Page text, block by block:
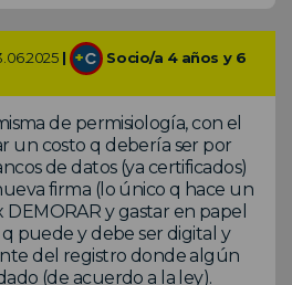
|
Socio/a 4 años y 6
de permisiología, con el
un costo q debería ser por
de datos (ya certificados)
firma (lo único q hace un
DEMORAR y gastar en papel
puede y debe ser digital y
del registro donde algún
(de acuerdo a la ley).